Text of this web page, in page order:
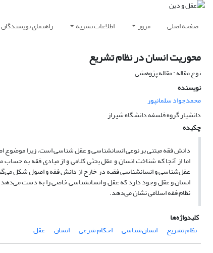
صفحه اصلی مرور اطلاعات نشریه راهنمای نویسندگان
محوریت انسان در نظام تشریع
نوع مقاله : مقاله پژوهشی
نویسنده
محمدجواد سلمانپور
دانشیار گروه فلسفه دانشگاه شیراز
چکیده
عقل‌شناسی و انسانشناسی فقیه در خارج از دانش فقه و اصول شکل
انسان و عقل وجود دارد که عقل و انسانشناسی خاصی را به دست می‌دهد.
نظام فقه اسلامی نشان می‌دهد.
کلیدواژه‌ها
نظام تشریع
انسان‌شناسی احکام شرعی انسان عقل